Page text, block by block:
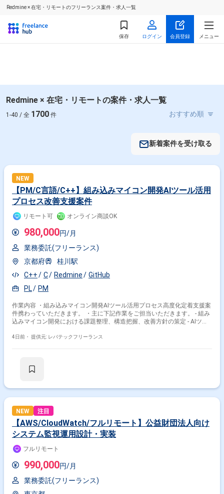
Redmine × 在宅・リモートのフリーランス案件・求人一覧
保存 ログイン 会員登録 メニュー
Redmine × 在宅・リモートの案件・求人一覧
1-40 / 全 1700 件
新着案件を受け取る
NEW
【PM/C言語/C++】組み込みマイコン開発AIツール活用
プロセス改善支援案件
リモート可 オンライン商談OK
980,000円/月
業務委託(フリーランス)
京都府
桂川駅
C++
C Redmine
GitHub
PL
PM
作業内容 ・組み込みマイコン開発AIツール活用プロセス高度化定着支援案
件携わっていただきます。 ・主に下記作業をご担当いただきます。 - 組み
込みマイコン開発における課題整理、構造把握、改善方針の策定 - AIツー
む設計(設計書作成、実装支援、レビュー、テスト、デバッグ 等) - AI出力
4日前・ 提供元: レバテックフリーランス
NEW 注目
【AWS/CloudWatch/フルリモート】公益財団法人向け
システム監視運用設計・実装
フルリモート
990,000円/月
業務委託(フリーランス)